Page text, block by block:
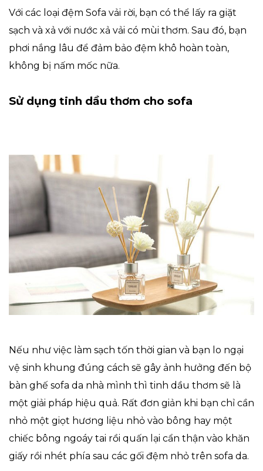
Với các loại đệm Sofa vải rời, bạn có thể lấy ra giặt
sạch và xả với nước xả vải có mùi thơm. Sau đó, bạn
phơi nắng lâu để đảm bảo đệm khô hoàn toàn,
không bị nấm mốc nữa.
Sử dụng tinh dầu thơm cho sofa
Nếu như việc làm sạch tốn thời gian và bạn lo ngại
vệ sinh khung đúng cách sẽ gây ảnh hưởng đến bộ
bàn ghế sofa da nhà mình thì tinh dầu thơm sẽ là
một giải pháp hiệu quả. Rất đơn giản khi bạn chỉ cần
nhỏ một giọt hương liệu nhỏ vào bông hay một
chiếc bông ngoáy tai rồi quấn lại cẩn thận vào khăn
giấy rồi nhét phía sau các gối đệm nhỏ trên sofa da.